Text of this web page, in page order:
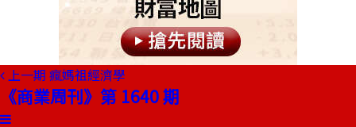
上一期 瘋媽祖經濟學
《商業周刊》第 1640 期